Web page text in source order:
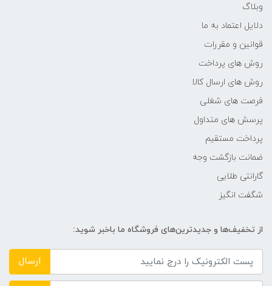
وبلاگ
دلایل اعتماد به ما
قوانین و مقررات
روش های پرداخت
روش های ارسال کالا
فرصت های شغلی
پرسش های متداول
پرداخت مستقیم
ضمانت بازگشت وجه
گارانتی طلایی
شگفت انگیز
از تخفیف‌ها و جدیدترین‌های فروشگاه ما باخبر شوید:
ارسال